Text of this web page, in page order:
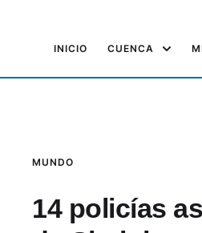
INICIO CUENCA
MUNDO
14 policías